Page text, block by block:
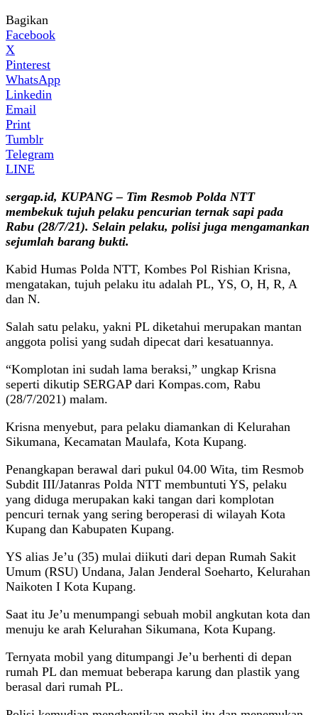
Bagikan
Facebook
X
Pinterest
WhatsApp
Linkedin
Email
Print
Tumblr
Telegram
LINE
sergap.id, KUPANG – Tim Resmob Polda NTT
membekuk tujuh pelaku pencurian ternak sapi pada
Rabu (28/7/21). Selain pelaku, polisi juga mengamankan
sejumlah barang bukti.
Kabid Humas Polda NTT, Kombes Pol Rishian Krisna,
mengatakan, tujuh pelaku itu adalah PL, YS, O, H, R, A
dan N.
Salah satu pelaku, yakni PL diketahui merupakan mantan
anggota polisi yang sudah dipecat dari kesatuannya.
“Komplotan ini sudah lama beraksi,” ungkap Krisna
seperti dikutip SERGAP dari Kompas.com, Rabu
(28/7/2021) malam.
Krisna menyebut, para pelaku diamankan di Kelurahan
Sikumana, Kecamatan Maulafa, Kota Kupang.
Penangkapan berawal dari pukul 04.00 Wita, tim Resmob
Subdit III/Jatanras Polda NTT membuntuti YS, pelaku
yang diduga merupakan kaki tangan dari komplotan
pencuri ternak yang sering beroperasi di wilayah Kota
Kupang dan Kabupaten Kupang.
YS alias Je’u (35) mulai diikuti dari depan Rumah Sakit
Umum (RSU) Undana, Jalan Jenderal Soeharto, Kelurahan
Naikoten I Kota Kupang.
Saat itu Je’u menumpangi sebuah mobil angkutan kota dan
menuju ke arah Kelurahan Sikumana, Kota Kupang.
Ternyata mobil yang ditumpangi Je’u berhenti di depan
rumah PL dan memuat beberapa karung dan plastik yang
berasal dari rumah PL.